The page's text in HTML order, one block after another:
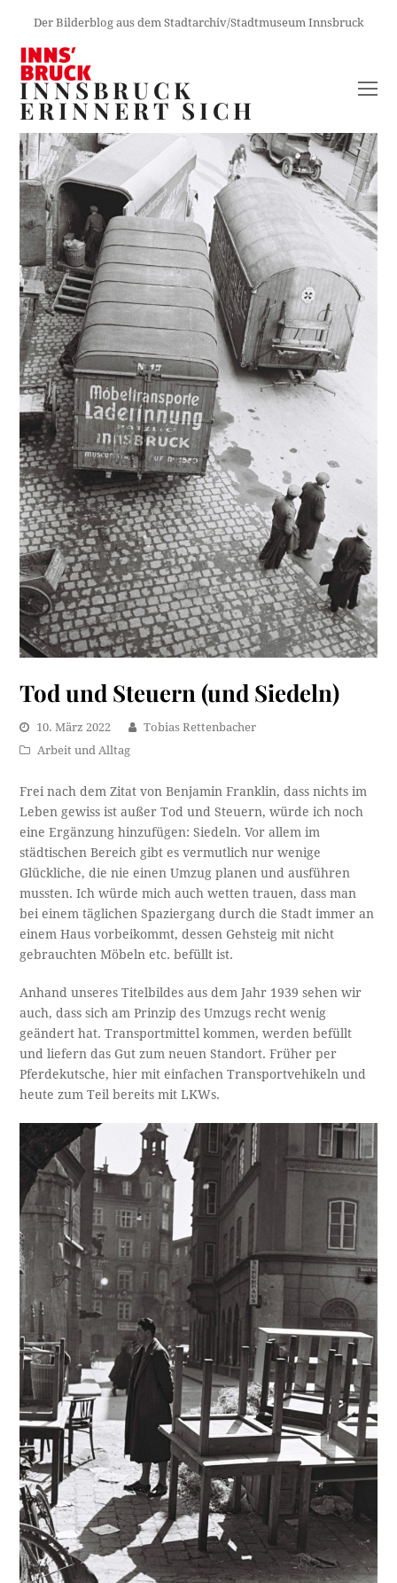
Der Bilderblog aus dem Stadtarchiv/Stadtmuseum Innsbruck
INNSBRUCK
ERINNERT SICH
Tod und Steuern (und Siedeln)
10. März 2022
Tobias Rettenbacher
Arbeit und Alltag
Frei nach dem Zitat von Benjamin Franklin, dass nichts im
Leben gewiss ist außer Tod und Steuern, würde ich noch
eine Ergänzung hinzufügen: Siedeln. Vor allem im
städtischen Bereich gibt es vermutlich nur wenige
Glückliche, die nie einen Umzug planen und ausführen
mussten. Ich würde mich auch wetten trauen, dass man
bei einem täglichen Spaziergang durch die Stadt immer an
einem Haus vorbeikommt, dessen Gehsteig mit nicht
gebrauchten Möbeln etc. befüllt ist.
Anhand unseres Titelbildes aus dem Jahr 1939 sehen wir
auch, dass sich am Prinzip des Umzugs recht wenig
geändert hat. Transportmittel kommen, werden befüllt
und liefern das Gut zum neuen Standort. Früher per
Pferdekutsche, hier mit einfachen Transportvehikeln und
heute zum Teil bereits mit LKWs.